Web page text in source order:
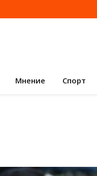
Мнение Спорт